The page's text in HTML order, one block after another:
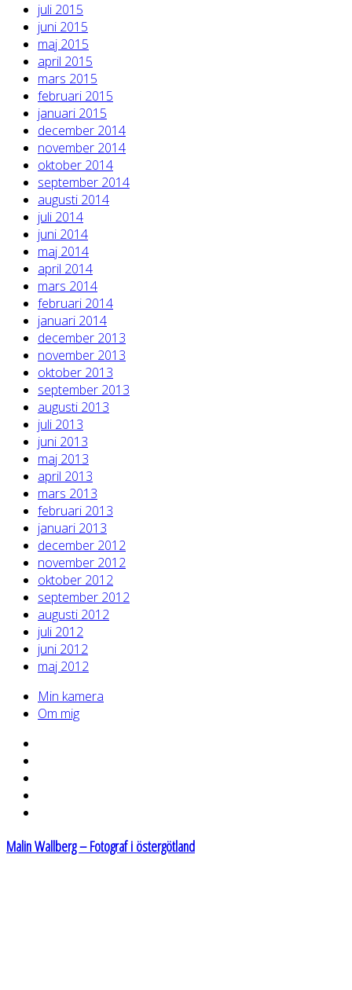
juli 2015
juni 2015
maj 2015
april 2015
mars 2015
februari 2015
januari 2015
december 2014
november 2014
oktober 2014
september 2014
augusti 2014
juli 2014
juni 2014
maj 2014
april 2014
mars 2014
februari 2014
januari 2014
december 2013
november 2013
oktober 2013
september 2013
augusti 2013
juli 2013
juni 2013
maj 2013
april 2013
mars 2013
februari 2013
januari 2013
december 2012
november 2012
oktober 2012
september 2012
augusti 2012
juli 2012
juni 2012
maj 2012
Min kamera
Om mig
Malin Wallberg – Fotograf i östergötland